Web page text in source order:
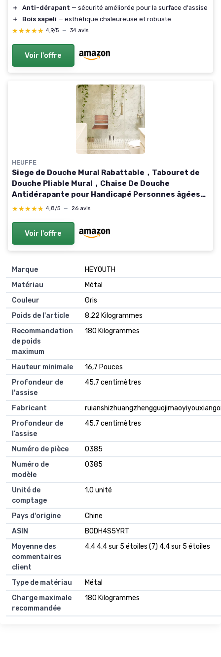
＋
Anti-dérapant — sécurité améliorée pour la surface d'assise
＋
Bois sapeli — esthétique chaleureuse et robuste
★★★★★
★★★★★ 4,9/5 — 34 avis
Voir l'offre
HEUFFE
Siege de Douche Mural Rabattable，Tabouret de
Douche Pliable Mural，Chaise De Douche
Antidérapante pour Handicapé Personnes âgées
200kg，Bois
★★★★★
★★★★★ 4,8/5 — 26 avis
Voir l'offre
Marque
HEYOUTH
Matériau
Métal
Couleur
Gris
Poids de l'article
8,22 Kilogrammes
Recommandation
de poids
maximum
180 Kilogrammes
Hauteur minimale
16,7 Pouces
Profondeur de
l'assise
45.7 centimètres
Fabricant
Profondeur de
l’assise
45.7 centimètres
Numéro de pièce
0385
Numéro de
modèle
0385
Unité de
comptage
1.0 unité
Pays d'origine
Chine
ASIN
B0DH4S5YRT
Moyenne des
commentaires
client
4,4 4,4 sur 5 étoiles (7) 4,4 sur 5 étoiles
Type de matériau
Métal
Charge maximale
recommandée
180 Kilogrammes